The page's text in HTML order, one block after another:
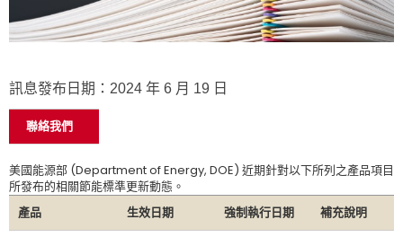
訊息發布日期：2024 年 6 月 19 日
聯絡我們
美國能源部 (Department of Energy, DOE) 近期針對以下所列之產品項目
所發布的相關節能標準更新動態。
產品
生效日期 強制執行日期 補充說明